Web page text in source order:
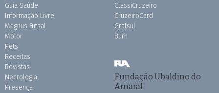
Guia Saúde
Informação Livre
Magnus Futsal
Motor
Pets
Receitas
Revistas
Necrologia
Presença
ClassiCruzeiro
CruzeiroCard
Grafsul
Burh
Fundação Ubaldino do
Amaral